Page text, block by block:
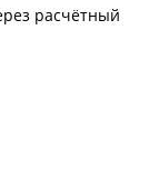
расчётный